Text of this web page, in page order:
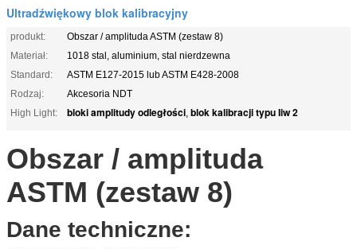
Ultradźwiękowy blok kalibracyjny
produkt:
Obszar / amplituda ASTM (zestaw 8)
Materiał:
1018 stal, aluminium, stal nierdzewna
Standard:
ASTM E127-2015 lub ASTM E428-2008
Rodzaj:
Akcesoria NDT
High Light:
bloki amplitudy odległości, blok kalibracji typu Iiw 2
Obszar / amplituda
ASTM (zestaw 8)
Dane techniczne: